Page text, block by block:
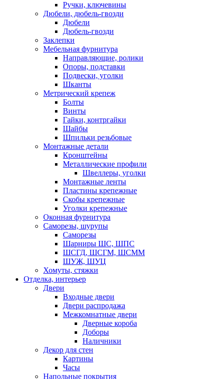
Ручки, ключевины
Дюбели, дюбель-гвозди
Дюбели
Дюбель-гвозди
Заклепки
Мебельная фурнитура
Направляющие, ролики
Опоры, подставки
Подвески, уголки
Шканты
Метрический крепеж
Болты
Винты
Гайки, контргайки
Шайбы
Шпильки резьбовые
Монтажные детали
Кронштейны
Металлические профили
Швеллеры, уголки
Монтажные ленты
Пластины крепежные
Скобы крепежные
Уголки крепежные
Оконная фурнитура
Саморезы, шурупы
Саморезы
Шарниры ШС, ШПС
ШСГД, ШСГМ, ШСММ
ШУЖ, ШУЦ
Хомуты, стяжки
Отделка, интерьер
Двери
Входные двери
Двери распродажа
Межкомнатные двери
Дверные короба
Доборы
Наличники
Декор для стен
Картины
Часы
Напольные покрытия